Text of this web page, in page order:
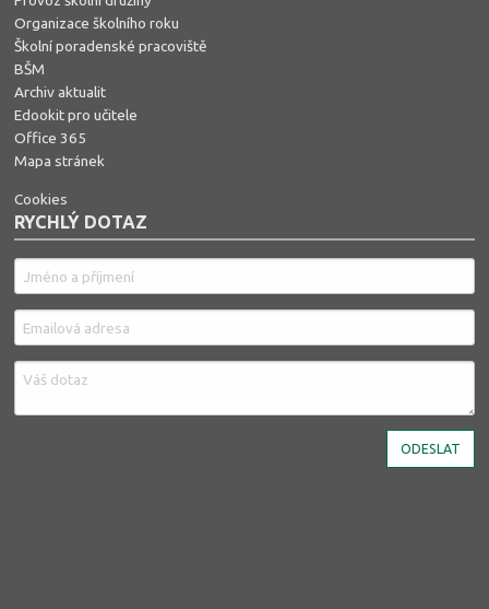
Organizace školního roku
Školní poradenské pracoviště
BŠM
Archiv aktualit
Edookit pro učitele
Office 365
Mapa stránek
Cookies
RYCHLÝ DOTAZ